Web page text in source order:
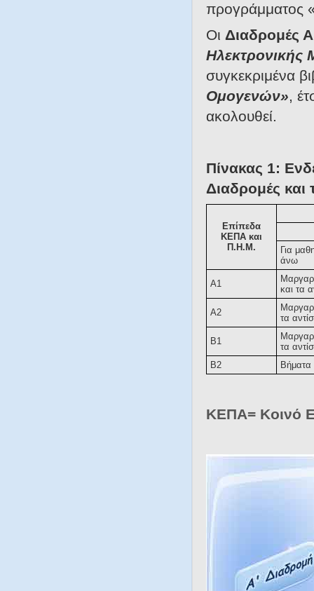
προγράμματος
ΟιΔιαδρομές
Ηλεκτρονικής
συγκεκριμένα
Ομογενών»,
ακολουθεί.
Πίνακας 1:
Διαδρομές
Επίπεδα
ΚΕΠΑ και
Π.Η.Μ.
Για
άνω
Α1
και τα
Α2
τα
Β1
τα
Β2
ΚΕΠΑ= Κοινό